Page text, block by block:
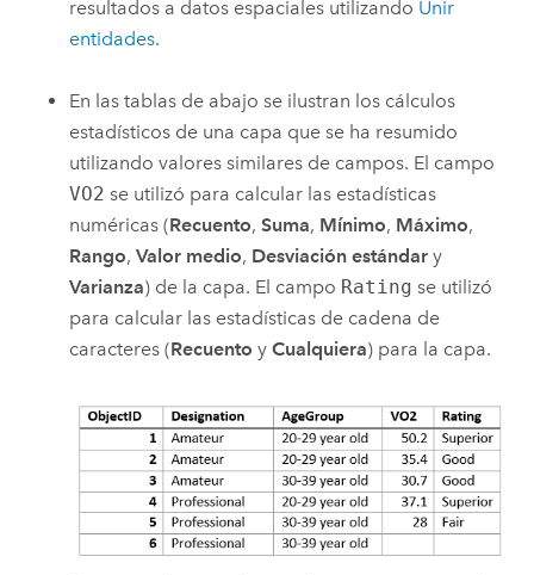
resultados a datos espaciales utilizando Unir
entidades.
En las tablas de abajo se ilustran los cálculos
estadísticos de una capa que se ha resumido
utilizando valores similares de campos. El campo
VO2 se utilizó para calcular las estadísticas
numéricas (Recuento,Suma, Mínimo, Máximo,
Rango,Valor medio, Desviación estándar y
Varianza) de la capa. El campo Rating se utilizó
para calcular las estadísticas de cadena de
caracteres (Recuento yCualquiera) para la capa.